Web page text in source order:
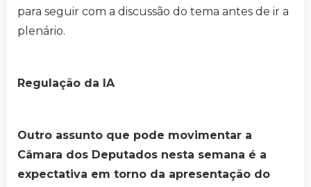
para seguir com a discussão do tema antes de ir a
plenário.
Regulação da IA
Outro assunto que pode movimentar a
Câmara dos Deputados nesta semana é a
expectativa em torno da apresentação do